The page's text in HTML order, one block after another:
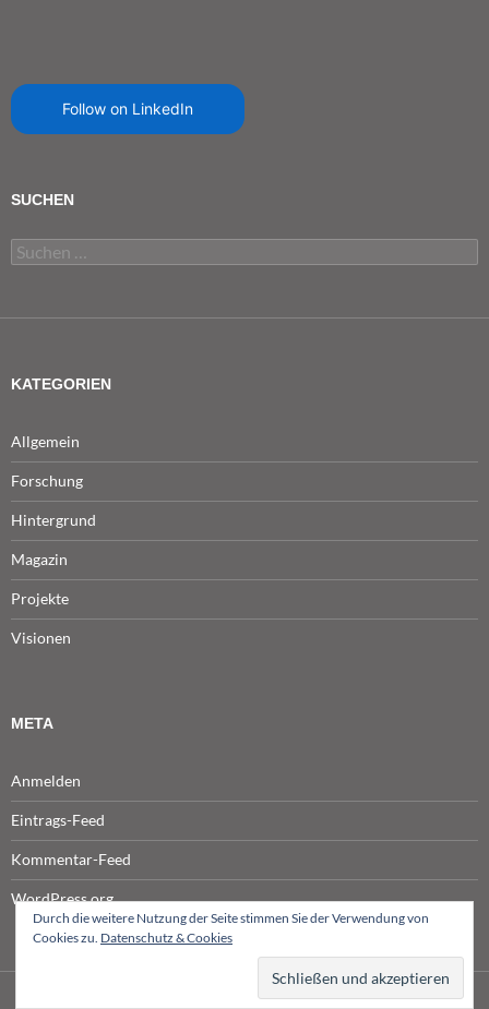
Follow on LinkedIn
SUCHEN
Suchen
nach:
KATEGORIEN
Allgemein
Forschung
Hintergrund
Magazin
Projekte
Visionen
META
Anmelden
Eintrags-Feed
Kommentar-Feed
WordPress.org
© NETPRODUCER
Durch die weitere Nutzung der Seite stimmen Sie der Verwendung von
Cookies zu. Datenschutz & Cookies